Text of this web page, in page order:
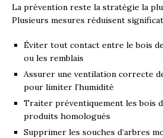
La prévention reste la stratégie la
Plusieurs mesures réduisent
Éviter tout contact entre le bois
ou les remblais
Assurer une ventilation correcte
pour limiter l’humidité
Traiter préventiquement les bois
produits homologués
Supprimer les souches d’arbres